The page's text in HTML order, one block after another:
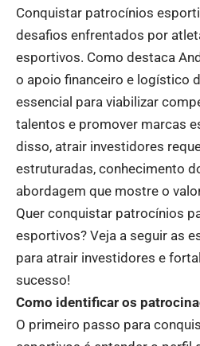
Conquistar patrocínios
desafios enfrentados por
esportivos. Como destaca
o apoio financeiro e logístico
essencial para viabilizar
talentos e promover marcas
disso, atrair investidores
estruturadas, conhecimento
abordagem que mostre o
Quer conquistar patrocínios
esportivos? Veja a seguir as
para atrair investidores e
sucesso!
Como identificar os
O primeiro passo para